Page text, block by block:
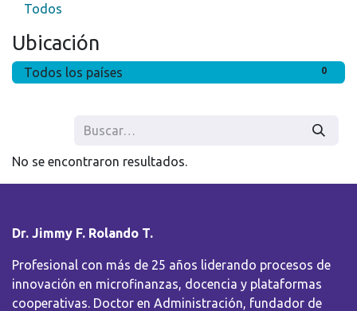
Todos
Ubicación
Todos los países 0
No se encontraron resultados.
Dr. Jimmy F. Rolando T.
Profesional con más de 25 años liderando procesos de
innovación en microfinanzas, docencia y plataformas
cooperativas. Doctor en Administración, fundador de